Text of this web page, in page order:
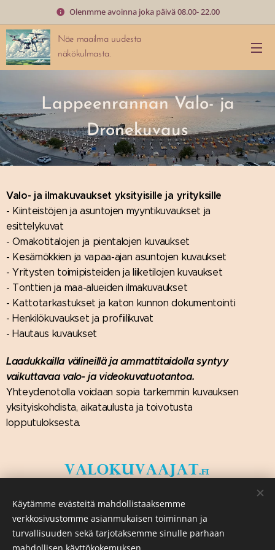
Olenmme avoinna joka päivä 08.00- 22.00
Näe maailma uudesta
näkökulmasta.
Lappeenrannan Valo- ja
Dronekuvaus
Valo- ja ilmakuvaukset yksityisille ja yrityksille
- Kiinteistöjen ja asuntojen myyntikuvaukset ja
esittelykuvat
- Omakotitalojen ja pientalojen kuvaukset
- Kesämökkien ja vapaa-ajan asuntojen kuvaukset
- Yritysten toimipisteiden ja liiketilojen kuvaukset
- Tonttien ja maa-alueiden ilmakuvaukset
- Kattotarkastukset ja katon kunnon dokumentointi
- Henkilökuvaukset ja profiilikuvat
- Hautaus kuvaukset
Laadukkailla välineillä ja ammattitaidolla syntyy
vaikuttavaa valo- ja videokuvatuotantoa.
Yhteydenotolla voidaan sopia tarkemmin kuvauksen
yksityiskohdista, aikataulusta ja toivotusta
lopputuloksesta.
Käytämme evästeitä mahdollistaaksemme
verkkosivustomme asianmukaisen toiminnan ja
turvallisuuden sekä tarjotaksemme sinulle parhaan